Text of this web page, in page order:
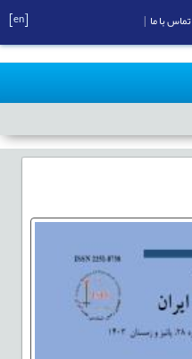
تماس با ما